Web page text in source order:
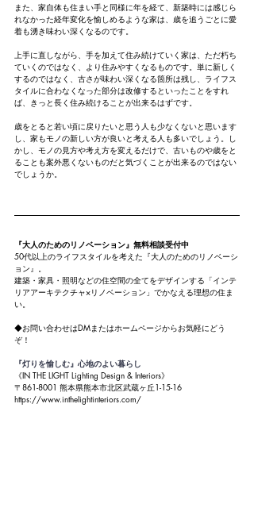
また、家自体も住まい手と同様に年を経て、新築時には感じら
れなかった経年変化を愉しめるような家は、歳を追うごとに愛
着も湧き味わい深くなるのです。
上手に直しながら、手を加えて住み続けていく家は、ただ朽ち
ていくのではなく、より住みやすくなるものです。単に新しく
するのではなく、古さが味わい深くなる箇所は残し、ライフス
タイルに合わなくなった部分は改修するといったことをすれ
ば、きっと長く住み続けることが出来るはずです。
歳をとると若い頃に戻りたいと思う人も少なくないと思います
し、家もモノの新しい方が良いと考える人も多いでしょう。し
かし、モノの見方や考え方を変えるだけで、古いものや歳をと
ることも案外悪くないものだと気づくことが出来るのではない
でしょうか。
『大人のためのリノベーション』無料相談受付中
50代以上のライフスタイルを考えた『大人のためのリノベーシ
ョン』。
建築・家具・照明などの住空間の全てをデザインする「インテ
リアアーキテクチャ×リノベーション」でかなえる理想の住ま
い。
◆お問い合わせはDMまたはホームページからお気軽にどう
ぞ！
『灯りを愉しむ』心地のよい暮らし
《IN THE LIGHT Lighting Design & Interiors》
〒861-8001 熊本県熊本市北区武蔵ヶ丘1-15-16
https://www.inthelightinteriors.com/